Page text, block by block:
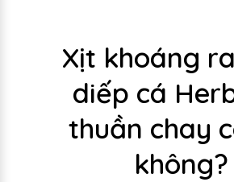
Xịt khoáng
diếp cá
thuần chay
không?